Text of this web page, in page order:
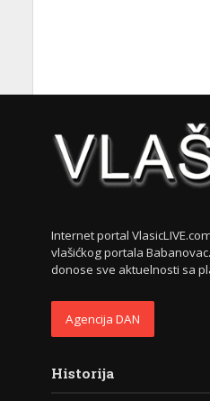
Internet portal
vlašićkog portala
donose sve aktuelnosti sa
Agencija DAN
Historija